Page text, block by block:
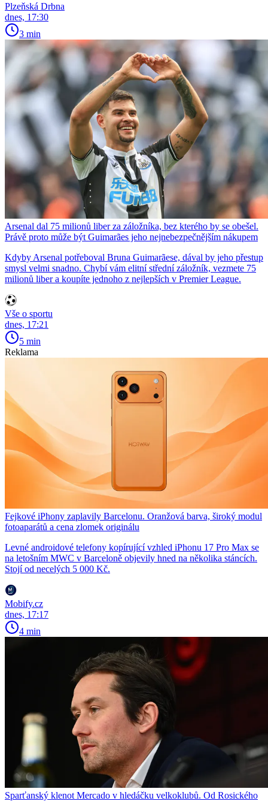
Plzeňská Drbna
dnes, 17:30
3 min
Arsenal dal 75 milionů liber za záložníka, bez kterého by se obešel.
Právě proto může být Guimarães jeho nejnebezpečnějším nákupem
Kdyby Arsenal potřeboval Bruna Guimarãese, dával by jeho přestup
smysl velmi snadno. Chybí vám elitní střední záložník, vezmete 75
milionů liber a koupíte jednoho z nejlepších v Premier League.
Vše o sportu
dnes, 17:21
5 min
Reklama
Fejkové iPhony zaplavily Barcelonu. Oranžová barva, široký modul
fotoaparátů a cena zlomek originálu
Levné androidové telefony kopírující vzhled iPhonu 17 Pro Max se
na letošním MWC v Barceloně objevily hned na několika stáncích.
Stojí od necelých 5 000 Kč.
Mobify.cz
dnes, 17:17
4 min
Sparťanský klenot Mercado v hledáčku velkoklubů. Od Rosického